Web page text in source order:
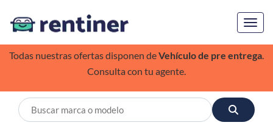
Todas nuestras ofertas disponen deVehículo de pre entrega.
Consulta con tu agente.